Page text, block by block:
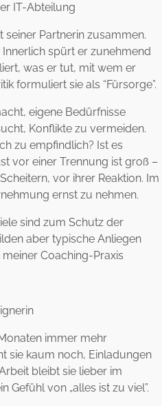
IT-Abteilung
seiner Partnerin zusammen.
spürt er zunehmend
was er tut, mit wem er
formuliert sie als “Fürsorge”.
eigene Bedürfnisse
Konflikte zu vermeiden.
zu empfindlich? Ist es
vor einer Trennung ist groß –
vor ihrer Reaktion. Im
ernst zu nehmen.
sind zum Schutz der
aber typische Anliegen
Coaching-Praxis
immer mehr
sie kaum noch, Einladungen
bleibt sie lieber im
Gefühl von „alles ist zu viel”.